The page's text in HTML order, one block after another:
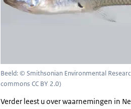
Beeld: © Smithsonian Environmental
commons CC BY 2.0)
Verder leest u over waarnemingen in